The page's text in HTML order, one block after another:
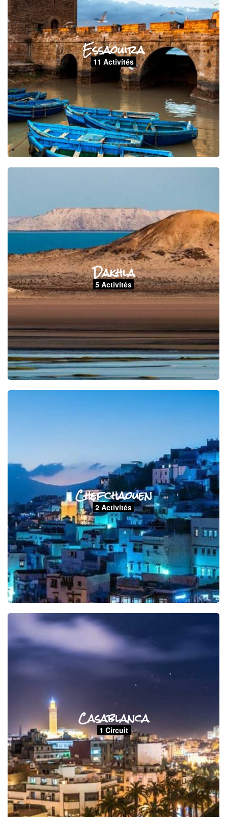
Essaouira
11 Activités
Dakhla
5 Activités
Chefchaouen
2 Activités
Casablanca
1 Circuit